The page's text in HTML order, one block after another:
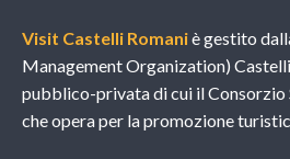
Visit Castelli Romaniè gestito
Management Organization)
pubblico-privata di cui il Consorzio
che opera per la promozione